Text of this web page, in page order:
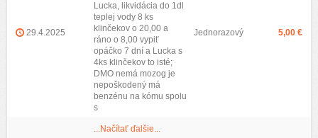
29.4.2025
Lucka, likvidácia do 1dl
teplej vody 8 ks
klinčekov o 20,00 a
ráno o 8,00 vypiť
opáčko 7 dní a Lucka s
4ks klinčekov to isté;
DMO nemá mozog je
nepoškodený má
benzénu na kómu spolu
s
Jednorazový 5,00 €
...Načítať ďalšie...